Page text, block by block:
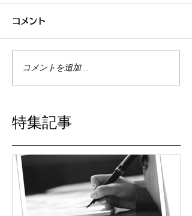
コメント
コメントを追加…
特集記事